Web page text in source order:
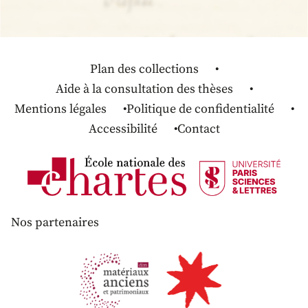
Plan des collections
Aide à la consultation des thèses
Mentions légales
Politique de confidentialité
Accessibilité
Contact
Nos partenaires